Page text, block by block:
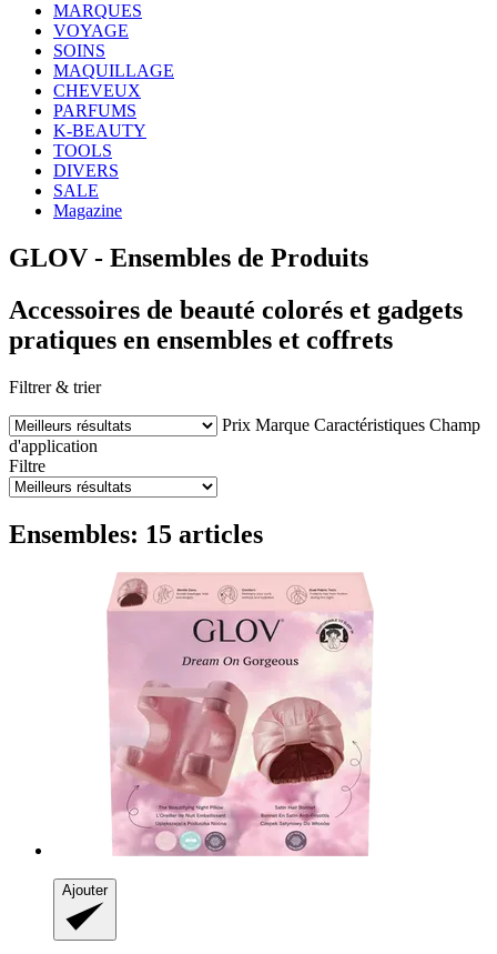
MARQUES
VOYAGE
SOINS
MAQUILLAGE
CHEVEUX
PARFUMS
K-BEAUTY
TOOLS
DIVERS
SALE
Magazine
GLOV - Ensembles de Produits
Accessoires de beauté colorés et gadgets
pratiques en ensembles et coffrets
Filtrer & trier
Prix Marque Caractéristiques Champ
d'application
Filtre
Ensembles: 15 articles
Ajouter